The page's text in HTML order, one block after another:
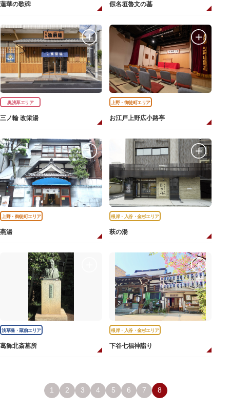
蓮華の歌碑 假名垣魯文の墓
奥浅草エリア
三ノ輪 改栄湯
上野・御徒町エリア
お江戸上野広小路亭
上野・御徒町エリア
燕湯
根岸・入谷・金杉エリア
萩の湯
浅草橋・蔵前エリア
葛飾北斎墓所
根岸・入谷・金杉エリア
下谷七福神詣り
1 2 3 4 5 6 7 8